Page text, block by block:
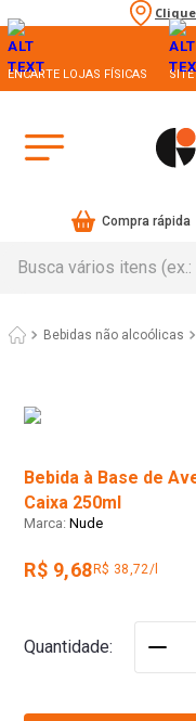
ENCARTE LOJAS FÍSICAS
Compra rápida
Bebidas não alcoólicas
Bebida à Base de
Caixa 250ml
Nude
R$ 9,68 R$ 38,72/l
Quantidade